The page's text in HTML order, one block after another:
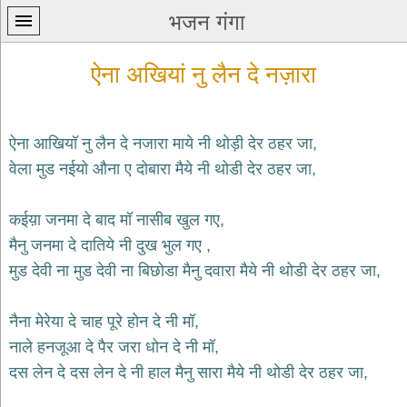
भजन गंगा
प्रथम
home
कृष्ण
भजन
krishna
शिव
भजन
bhajans
ऐना अखियां नु लैन दे नज़ारा
ऐना आखियॉ नु लैन दे नजारा माये नी थोड़ी देर ठहर जा,
वेला मुड नईयो औना ए दोबारा मैये नी थोडी देर ठहर जा,
कईय़ा जनमा दे बाद मॉ नासीब खुल गए,
मैनु जनमा दे दातिये नी दुख भुल गए ,
मुड देवी ना मुड देवी ना बिछोडा मैनु दवारा मैये नी थोडी देर ठहर जा,
नैना मेरेया दे चाह पूरे होन दे नी मॉ,
नाले हनजूआ दे पैर जरा धोन दे नी मॉ,
दस लेन दे दस लेन दे नी हाल मैनु सारा मैये नी थोडी देर ठहर जा,